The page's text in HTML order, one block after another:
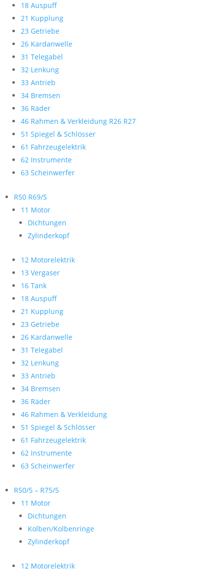
18 Auspuff
21 Kupplung
23 Getriebe
26 Kardanwelle
31 Telegabel
32 Lenkung
33 Antrieb
34 Bremsen
36 Räder
46 Rahmen & Verkleidung R26 R27
51 Spiegel & Schlösser
61 Fahrzeugelektrik
62 Instrumente
63 Scheinwerfer
R50 R69/S
11 Motor
Dichtungen
Zylinderkopf
12 Motorelektrik
13 Vergaser
16 Tank
18 Auspuff
21 Kupplung
23 Getriebe
26 Kardanwelle
31 Telegabel
32 Lenkung
33 Antrieb
34 Bremsen
36 Räder
46 Rahmen & Verkleidung
51 Spiegel & Schlösser
61 Fahrzeugelektrik
62 Instrumente
63 Scheinwerfer
R50/5 – R75/5
11 Motor
Dichtungen
Kolben/Kolbenringe
Zylinderkopf
12 Motorelektrik